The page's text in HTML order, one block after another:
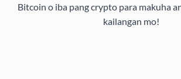
Bitcoin o iba pang crypto para makuha
kailangan mo!